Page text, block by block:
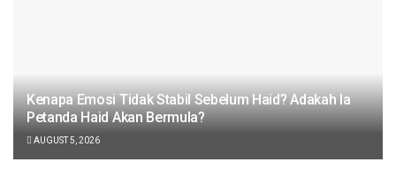
Kenapa Emosi Tidak Stabil Sebelum Haid? Adakah Ia
Petanda Haid Akan Bermula?
AUGUST 5, 2026